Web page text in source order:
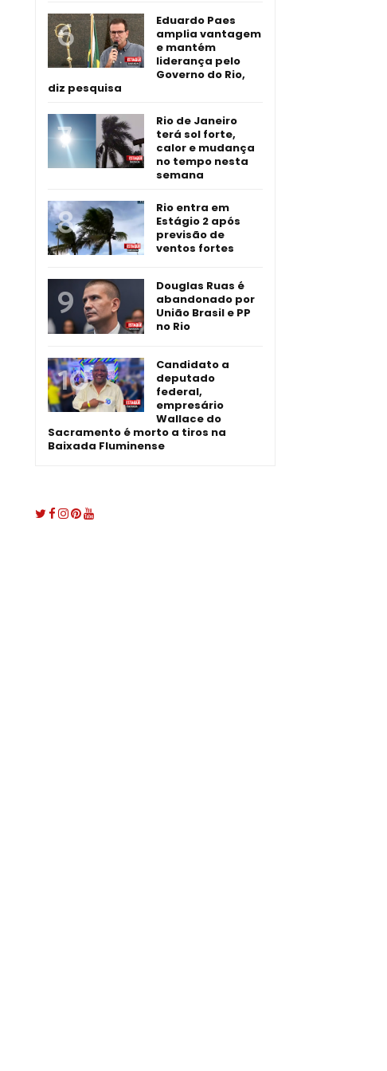
Eduardo Paes
amplia vantagem
e mantém
liderança pelo
Governo do Rio,
diz pesquisa
Rio de Janeiro
terá sol forte,
calor e mudança
no tempo nesta
semana
Rio entra em
Estágio 2 após
previsão de
ventos fortes
Douglas Ruas é
abandonado por
União Brasil e PP
no Rio
Candidato a
deputado
federal,
empresário
Wallace do
Sacramento é morto a tiros na
Baixada Fluminense